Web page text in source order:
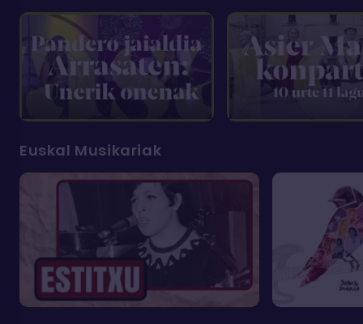
Euskal Musikariak